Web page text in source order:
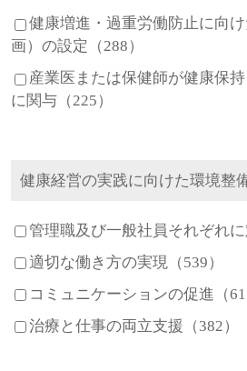
健康増進・過重労働防止に向
画）の設定（288）
産業医または保健師が健康保
に関与（225）
健康経営の実践に向けた環境整
管理職及び一般社員それぞれに
適切な働き方の実現（539）
コミュニケーションの促進（
治療と仕事の両立支援（382）